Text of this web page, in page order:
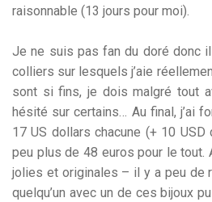
raisonnable (13 jours pour moi).
Je ne suis pas fan du doré donc
colliers sur lesquels j’aie
sont si fins, je dois malgré tout
hésité sur certains… Au final, j’ai
17 US dollars chacune (+ 10
peu plus de 48 euros pour le
jolies et originales – il y a peu de
quelqu’un avec un de ces bijoux